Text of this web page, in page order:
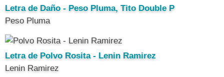
Letra de Daño - Peso Pluma, Tito Double P
Peso Pluma
Letra de Polvo Rosita - Lenin Ramirez
Lenin Ramirez